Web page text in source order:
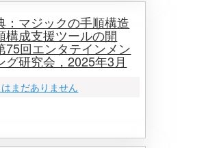
：マジックの手順構造
構成支援ツールの開
75回エンタテインメン
グ研究会，2025年3月
まだありません